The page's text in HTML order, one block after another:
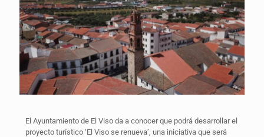
El Ayuntamiento de El Viso da a conocer que podrá desarrollar el
proyecto turístico ‘El Viso se renueva’, una iniciativa que será